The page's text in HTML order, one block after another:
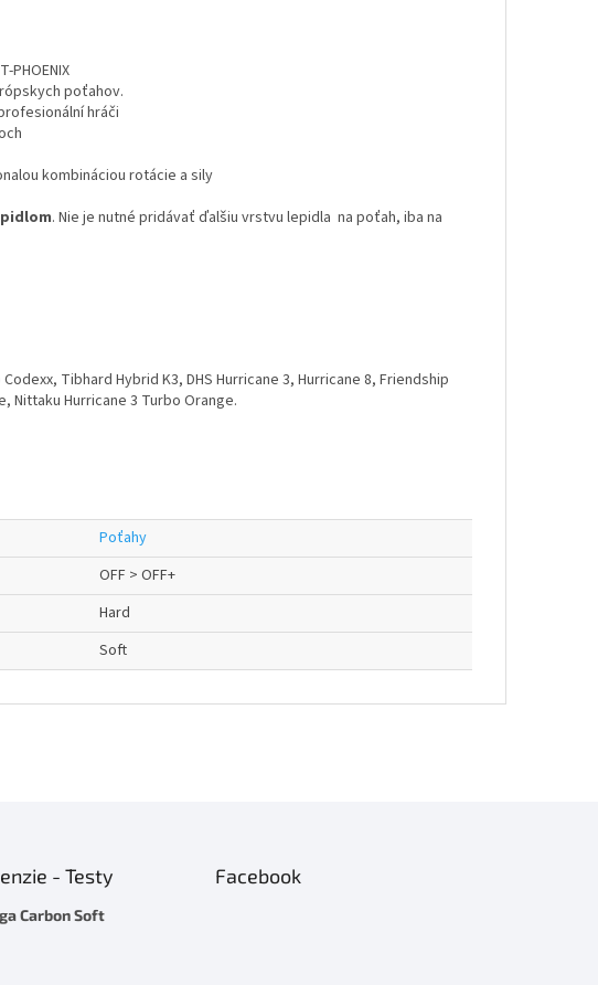
poťahov.
hráči
kombináciou rotácie a sily
. Nie je nutné pridávať ďalšiu vrstvu lepidla na poťah, iba na
Tibhard Hybrid K3, DHS Hurricane 3, Hurricane 8, Friendship
Nittaku Hurricane 3 Turbo Orange.
Poťahy
OFF > OFF+
Hard
Soft
- Testy
Carbon Soft
Facebook